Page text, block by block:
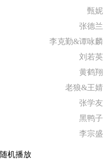
甄妮
张德兰
李克勤&谭咏麟
刘若英
黄鹤翔
老狼&王婧
张学友
黑鸭子
李宗盛
随机播放